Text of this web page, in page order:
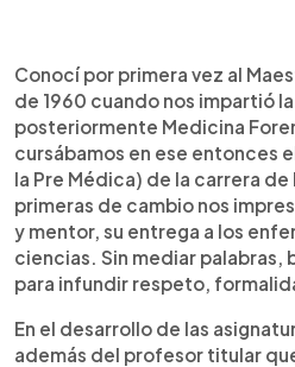
► Escuchar artículo
Conocí por primera vez al
de 1960 cuando nos impartió
posteriormente Medicina
cursábamos en ese entonces
la Pre Médica) de la carrera de
primeras de cambio nos
y mentor, su entrega a los
ciencias. Sin mediar palabras,
para infundir respeto,
En el desarrollo de las
además del profesor titular